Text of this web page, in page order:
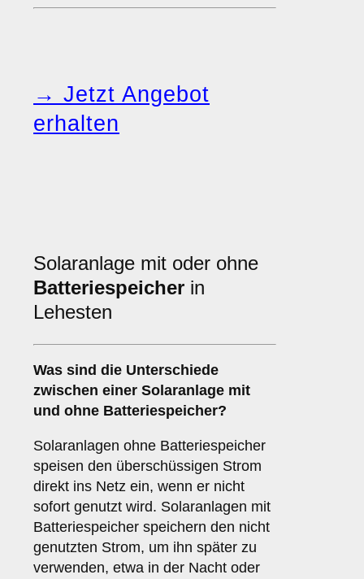
→ Jetzt Angebot
erhalten
Solaranlage mit oder ohne
Batteriespeicher in
Lehesten
Was sind die Unterschiede
zwischen einer Solaranlage mit
und ohne Batteriespeicher?
Solaranlagen ohne Batteriespeicher
speisen den überschüssigen Strom
direkt ins Netz ein, wenn er nicht
sofort genutzt wird. Solaranlagen mit
Batteriespeicher speichern den nicht
genutzten Strom, um ihn später zu
verwenden, etwa in der Nacht oder